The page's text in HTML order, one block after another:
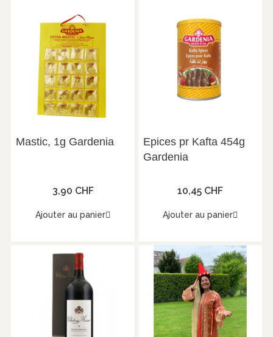
Mastic, 1g Gardenia
3,90 CHF
Ajouter au panier
Epices pr Kafta 454g
Gardenia
10,45 CHF
Ajouter au panier